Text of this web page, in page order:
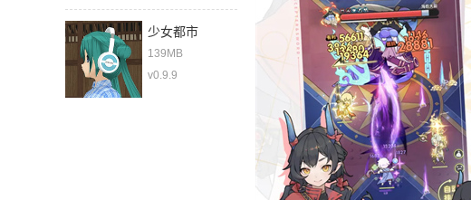
少女都市
139MB
v0.9.9